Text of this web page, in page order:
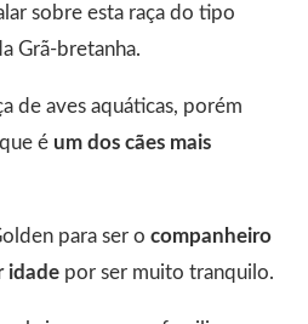
sobre esta raça do tipo
Grã-bretanha.
de aves aquáticas, porém
é um dos cães mais
para ser o companheiro
idade por ser muito tranquilo.